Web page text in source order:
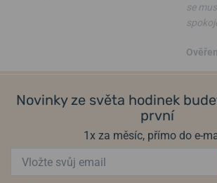
Dive Pro
se
Novinky ze světa hodinek
první
1x za měsíc, přímo do e-